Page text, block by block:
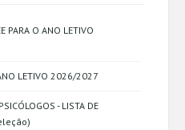
PARA O ANO LETIVO
LETIVO 2026/2027
- LISTA DE